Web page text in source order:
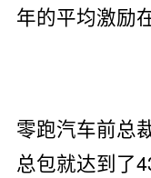
年的平均激励
零跑汽车前总
总包就达到了